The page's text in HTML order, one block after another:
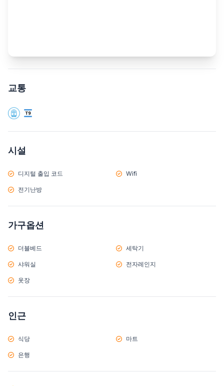
교통
시설
디지털 출입 코드 Wifi
전기난방
가구옵션
더블베드 세탁기
샤워실 전자레인지
옷장
인근
식당 마트
은행